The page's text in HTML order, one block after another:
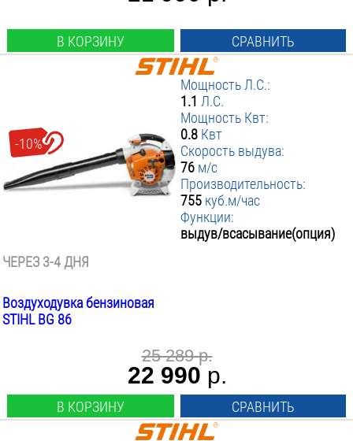
В КОРЗИНУ СРАВНИТЬ
-10%
Мощность Л.С.:
1.1 Л.С.
Мощность Квт:
0.8 Квт
Скорость выдува:
76 м/с
Производительность:
755 куб.м/час
Функции:
выдув/всасывание(опция)
ЧЕРЕЗ 3-4 ДНЯ
Воздуходувка бензиновая
STIHL BG 86
25 289 р.
22 990 р.
В КОРЗИНУ СРАВНИТЬ